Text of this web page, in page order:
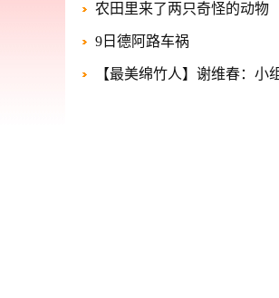
农田里来了两只奇怪的动
9日德阿路车祸
【最美绵竹人】谢维春：小